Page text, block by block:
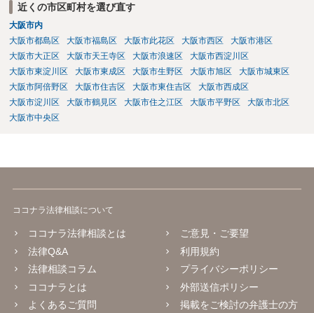
賃貸借の期間が満了した後建物の賃借人が使用を継続する場合におい
て、建物の賃貸人が遅滞なく異議を述べなかったときも、同項と同様
とする。 （建物賃貸借契約の更新拒絶等の要件） 第二十八条 建物の
賃貸人による第二十六条第一項の通知又は建物の賃貸借の解約の申入
れは、建物の賃貸人及び賃借人（転借人を含む。以下この条において
同じ。）が建物の使用を必要とする事情のほか、建物の賃貸借に関す
る従前の経過、建物の利用状況及び建物の現況並びに建物の賃貸人が
に対して財産上の給付をする旨の申出をした場合におけるその申出を
近くの市区町村を選び直す
大阪市内
大阪市都島区
大阪市福島区 大阪市此花区 大阪市西区
大阪市港区
大阪市大正区
大阪市天王寺区 大阪市浪速区
大阪市西淀川区
大阪市東淀川区
大阪市東成区 大阪市生野区 大阪市旭区
大阪市城東区
大阪市阿倍野区
大阪市住吉区 大阪市東住吉区
大阪市西成区
大阪市淀川区
大阪市鶴見区 大阪市住之江区 大阪市平野区
大阪市北区
大阪市中央区
ココナラ法律相談について
ココナラ法律相談とは
法律Q&A
法律相談コラム
ココナラとは
よくあるご質問
ご意見・ご要望
利用規約
プライバシーポリシー
外部送信ポリシー
掲載をご検討の弁護士の方